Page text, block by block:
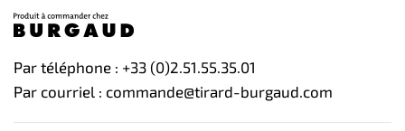
Par téléphone : +33 (0)2.51.55.35.01
Par courriel : commande@tirard-burgaud.com